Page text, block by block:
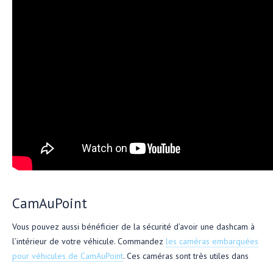
CamAuPoint
Vous pouvez aussi bénéficier de la sécurité d’avoir une dashcam à
l’intérieur de votre véhicule. Commandez les caméras embarquées
pour véhicules de CamAuPoint. Ces caméras sont très utiles dans